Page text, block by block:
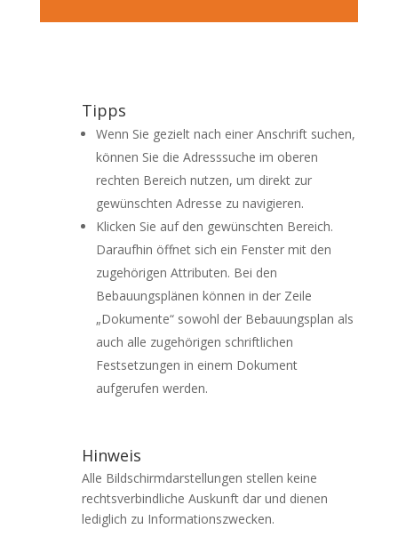
Tipps
Wenn Sie gezielt nach einer Anschrift suchen,
können Sie die Adresssuche im oberen
rechten Bereich nutzen, um direkt zur
gewünschten Adresse zu navigieren.
Klicken Sie auf den gewünschten Bereich.
Daraufhin öffnet sich ein Fenster mit den
zugehörigen Attributen. Bei den
Bebauungsplänen können in der Zeile
„Dokumente“ sowohl der Bebauungsplan als
auch alle zugehörigen schriftlichen
Festsetzungen in einem Dokument
aufgerufen werden.
Hinweis
Alle Bildschirmdarstellungen stellen keine
rechtsverbindliche Auskunft dar und dienen
lediglich zu Informationszwecken.